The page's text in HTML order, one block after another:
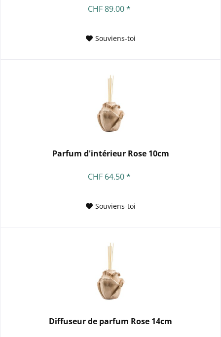
CHF 89.00 *
Souviens-toi
Parfum d'intérieur Rose 10cm
CHF 64.50 *
Souviens-toi
Diffuseur de parfum Rose 14cm